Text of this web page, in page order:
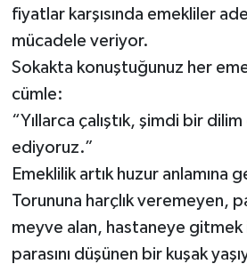
fiyatlar karşısında emekliler
mücadele veriyor.
Sokakta konuştuğunuz her
cümle:
“Yıllarca çalıştık, şimdi bir
ediyoruz.”
Emeklilik artık huzur anlamına
Torununa harçlık veremeyen,
meyve alan, hastaneye gitmek
parasını düşünen bir kuşak
Video Haber
Yeme-İçme
Yemek